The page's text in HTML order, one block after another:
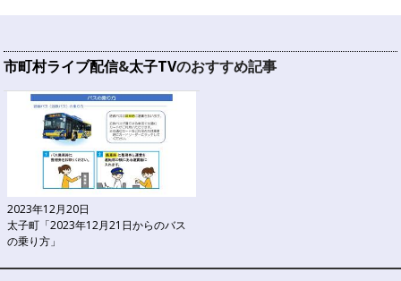
市町村ライブ配信&太子TVのおすすめ記事
2023年12月20日
太子町「2023年12月21日からのバス
の乗り方」